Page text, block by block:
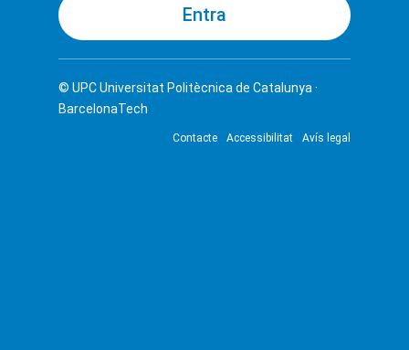
© UPCUniversitat Politècnica de Catalunya ·
BarcelonaTech
Contacte Accessibilitat Avís legal